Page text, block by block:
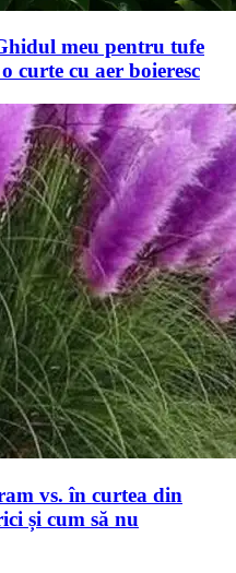
meu pentru tufe
curte cu aer boieresc
vs. în curtea din
și cum să nu